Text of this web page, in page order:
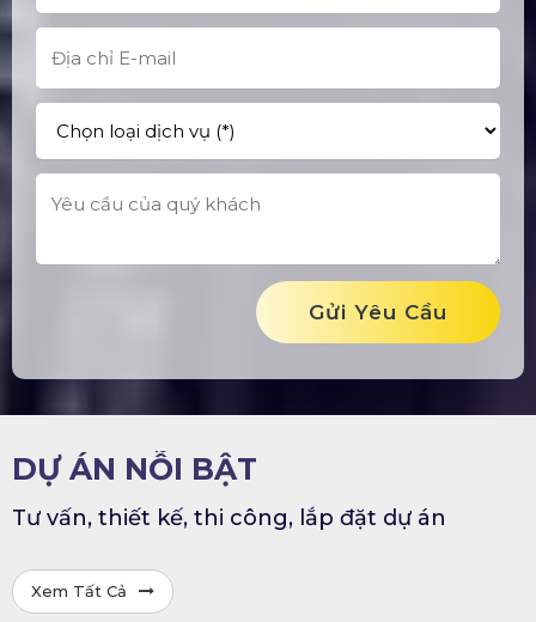
Gửi Yêu Cầu
DỰ ÁN NỖI BẬT
Tư vấn, thiết kế, thi công, lắp đặt dự án
Xem Tất Cả